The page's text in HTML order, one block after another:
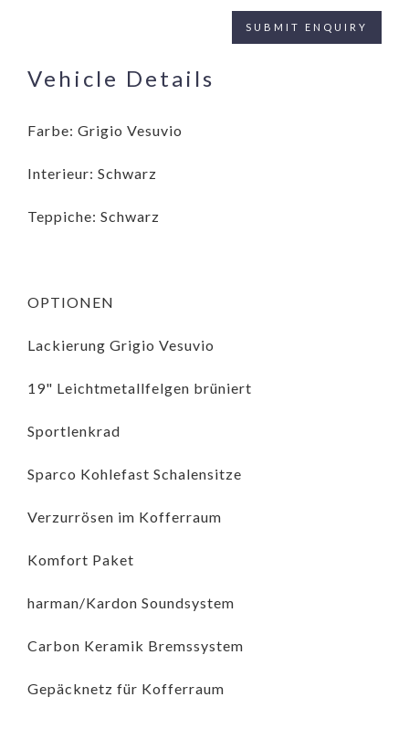
Vehicle Details
Farbe: Grigio Vesuvio
Interieur: Schwarz
Teppiche: Schwarz
OPTIONEN
Lackierung Grigio Vesuvio
19" Leichtmetallfelgen brüniert
Sportlenkrad
Sparco Kohlefast Schalensitze
Verzurrösen im Kofferraum
Komfort Paket
harman/Kardon Soundsystem
Carbon Keramik Bremssystem
Gepäcknetz für Kofferraum